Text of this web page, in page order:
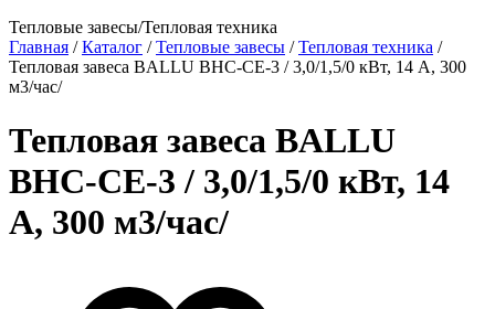
Тепловые завесы/Тепловая техника
Главная /Каталог /Тепловые завесы /Тепловая техника /
Тепловая завеса BALLU BHC-CE-3 / 3,0/1,5/0 кВт, 14 А, 300
м3/час/
Тепловая завеса BALLU
BHC-CE-3 / 3,0/1,5/0 кВт, 14
А, 300 м3/час/